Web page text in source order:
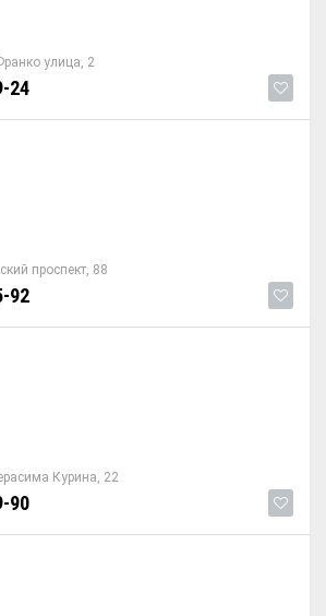
улица, 2
24
проспект, 88
92
Курина, 22
90